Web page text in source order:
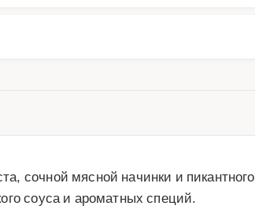
сочной мясной начинки и пикантного
соуса и ароматных специй.